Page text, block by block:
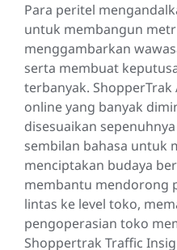
Para peritel
untuk membangun
menggambarkan
serta membuat
terbanyak.
online yang banyak
disesuaikan
sembilan bahasa untuk
menciptakan budaya
membantu mendorong
lintas ke level toko,
pengoperasian toko
Shoppertrak Traffic